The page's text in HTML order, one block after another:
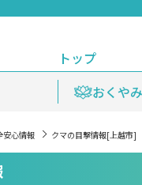
トップ
ニュースおくや
安心情報 クマの目撃情報[上越市]